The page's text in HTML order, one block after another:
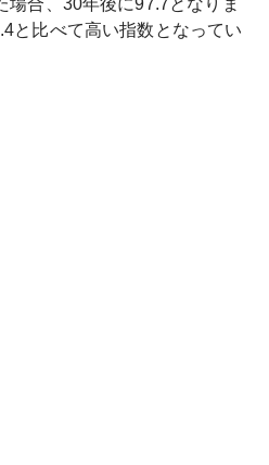
場合、30年後に97.7 となりま
と比べて高い指数となってい